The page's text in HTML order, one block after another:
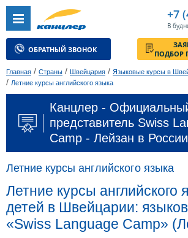
+7
В
ОБРАТНЫЙ ЗВОНОК
Главная / Страны / Швейцария / Языковые курсы в
/ Летние курсы английского языка
Канцлер -
представитель Swiss
Camp - Лейзан в
Летние курсы английского языка
Летние курсы английского
детей в Швейцарии:
«Swiss Language Camp»